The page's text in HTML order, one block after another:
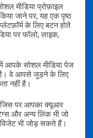
मीडिया प्रोफ़ाइल
जाने पर, यह एक पृष्ठ
के लिए बटन होते
पर फॉलो, लाइक,
में आपके सोशल मीडिया पेज
वे आपसे जुड़ने के लिए
नहीं है।
पर आपका क्यूआर
और अन्य लिंक भी जो
भी जोड़ सकते हैं।